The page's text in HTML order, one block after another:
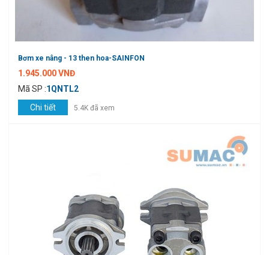
Bơm xe nâng - 13 then hoa-SAINFON
1.945.000 VNĐ
Mã SP :1QNTL2
Chi tiết
5.4K đã xem